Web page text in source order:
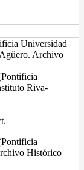
Universidad
Archivo
Riva-
Histórico